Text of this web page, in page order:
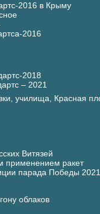
2016 в Крыму
2016
2018
– 2021
училища, Красная
Витязей
применением ракет
парада Победы 2021
облаков